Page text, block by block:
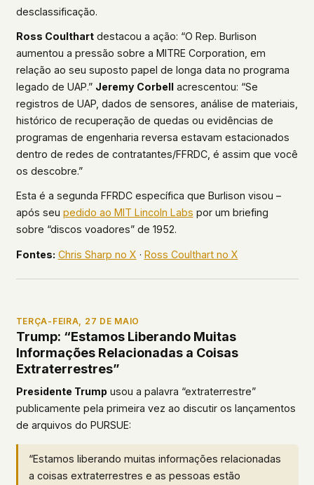
desclassificação.
Ross Coulthartdestacou a ação: “O Rep. Burlison
aumentou a pressão sobre a MITRE Corporation, em
relação ao seu suposto papel de longa data no programa
legado de UAP.” Jeremy Corbellacrescentou: “Se
registros de UAP, dados de sensores, análise de materiais,
histórico de recuperação de quedas ou evidências de
programas de engenharia reversa estavam estacionados
dentro de redes de contratantes/FFRDC, é assim que você
os descobre.”
Esta é a segunda FFRDC específica que Burlison visou –
após seu pedido ao MIT Lincoln Labs por um briefing
sobre “discos voadores” de 1952.
Fontes: Chris Sharp no X · Ross Coulthart no X
TERÇA-FEIRA, 27 DE MAIO
Trump: “Estamos Liberando Muitas
Informações Relacionadas a Coisas
Extraterrestres”
Presidente Trump usou a palavra “extraterrestre”
publicamente pela primeira vez ao discutir os lançamentos
de arquivos do PURSUE:
“Estamos liberando muitas informações relacionadas
a coisas extraterrestres e as pessoas estão